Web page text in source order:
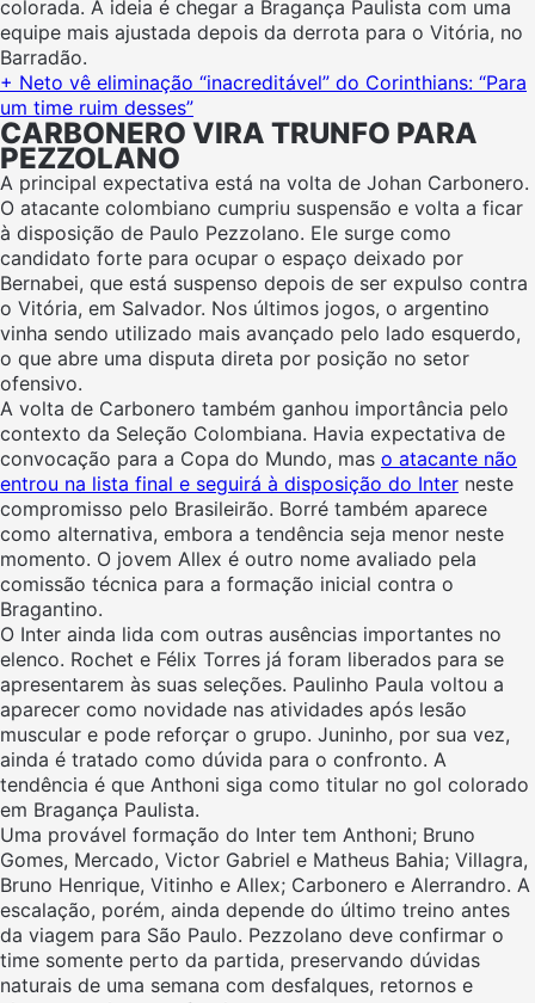
colorada. A ideia é chegar a Bragança Paulista com uma
equipe mais ajustada depois da derrota para o Vitória, no
Barradão.
+ Neto vê eliminação “inacreditável” do Corinthians: “Para
um time ruim desses”
CARBONERO VIRA TRUNFO PARA
PEZZOLANO
A principal expectativa está na volta de Johan Carbonero.
O atacante colombiano cumpriu suspensão e volta a ficar
à disposição de Paulo Pezzolano. Ele surge como
candidato forte para ocupar o espaço deixado por
Bernabei, que está suspenso depois de ser expulso contra
o Vitória, em Salvador. Nos últimos jogos, o argentino
vinha sendo utilizado mais avançado pelo lado esquerdo,
o que abre uma disputa direta por posição no setor
ofensivo.
A volta de Carbonero também ganhou importância pelo
contexto da Seleção Colombiana. Havia expectativa de
convocação para a Copa do Mundo, mas o atacante não
entrou na lista final e seguirá à disposição do Inter neste
compromisso pelo Brasileirão. Borré também aparece
como alternativa, embora a tendência seja menor neste
momento. O jovem Allex é outro nome avaliado pela
comissão técnica para a formação inicial contra o
Bragantino.
O Inter ainda lida com outras ausências importantes no
elenco. Rochet e Félix Torres já foram liberados para se
apresentarem às suas seleções. Paulinho Paula voltou a
aparecer como novidade nas atividades após lesão
muscular e pode reforçar o grupo. Juninho, por sua vez,
ainda é tratado como dúvida para o confronto. A
tendência é que Anthoni siga como titular no gol colorado
em Bragança Paulista.
Uma provável formação do Inter tem Anthoni; Bruno
Gomes, Mercado, Victor Gabriel e Matheus Bahia; Villagra,
Bruno Henrique, Vitinho e Allex; Carbonero e Alerrandro. A
escalação, porém, ainda depende do último treino antes
da viagem para São Paulo. Pezzolano deve confirmar o
time somente perto da partida, preservando dúvidas
naturais de uma semana com desfalques, retornos e